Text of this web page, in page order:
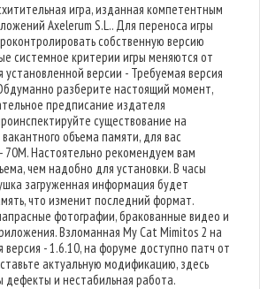
игра, изданная компетентным
Axelerum S.L.. Для переноса игры
собственную версию
системное критерии игры меняются от
версии - Требуемая версия
разберите настоящий момент,
предписание издателя
существование на
объема памяти, для вас
70M. Настоятельно рекомендуем вам
чем надобно для установки. В часы
загруженная информация будет
что изменит последний формат.
фотографии, бракованные видео и
Взломанная My Cat Mimitos 2 на
- 1.6.10, на форуме доступно патч от
актуальную модификацию, здесь
дефекты и нестабильная работа.